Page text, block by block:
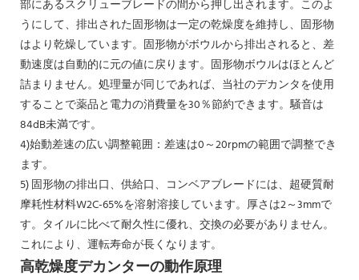
部にあるスクリューブレードの間から押し出されます。このよ
うにして、排出された固形物は一定の乾燥度を維持し、固形物
はより乾燥しています。固形物がボウルから排出されると、差
動速度は自動的に元の値に戻ります。固形物ボウルはほとんど
詰まりません。処理量が同じであれば、当社のデカンタを使用
することで薬品と電力の消費量を30％節約できます。騒音は
84dB未満です。
4)始動差速の広い調整範囲：差速は0～20rpmの範囲で調整でき
ます。
5) 固形物の排出口、供給口、コンベアブレードには、超硬質耐
摩耗性材料W2C-65%を溶射溶接しています。厚さは2～3mmで
す。タイルに比べて耐久性に優れ、交換の必要がありません。
これにより、運転寿命が長くなります。
高乾燥度デカンターの動作原理